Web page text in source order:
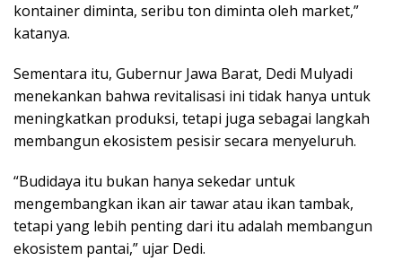
kontainer diminta, seribu ton diminta oleh market,”
katanya.
Sementara itu, Gubernur Jawa Barat, Dedi Mulyadi
menekankan bahwa revitalisasi ini tidak hanya untuk
meningkatkan produksi, tetapi juga sebagai langkah
membangun ekosistem pesisir secara menyeluruh.
“Budidaya itu bukan hanya sekedar untuk
mengembangkan ikan air tawar atau ikan tambak,
tetapi yang lebih penting dari itu adalah membangun
ekosistem pantai,” ujar Dedi.